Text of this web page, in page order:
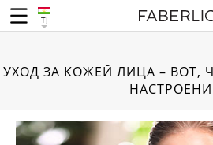
TJ
УХОД ЗА КОЖЕЙ ЛИЦА – ВОТ,